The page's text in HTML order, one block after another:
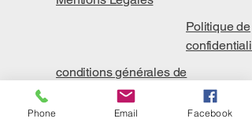
Politique de
conditions générales de
Phone Email Facebook